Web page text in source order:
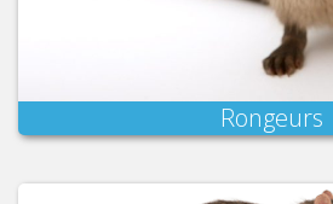
Rongeurs